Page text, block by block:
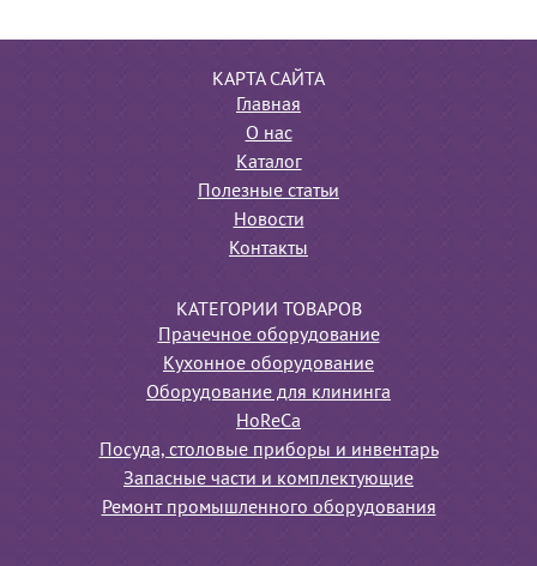
КАРТА САЙТА
Главная
О нас
Каталог
Полезные статьи
Новости
Контакты
КАТЕГОРИИ ТОВАРОВ
Прачечное оборудование
Кухонное оборудование
Оборудование для клининга
HoReCa
Посуда, столовые приборы и инвентарь
Запасные части и комплектующие
Ремонт промышленного оборудования